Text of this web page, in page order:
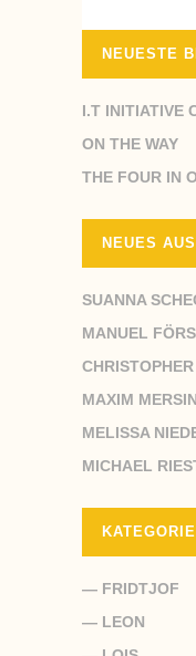
NEUESTE
I.T INITIATIVE
ON THE WAY
THE FOUR IN
NEUES
SUANNA
MANUEL
MAXIM
MELISSA
MICHAEL
— FRIDTJOF
— LEON